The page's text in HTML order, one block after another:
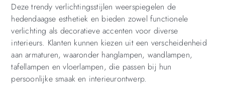
Deze trendy verlichtingsstijlen weerspiegelen de
hedendaagse esthetiek en bieden zowel functionele
verlichting als decoratieve accenten voor diverse
interieurs. Klanten kunnen kiezen uit een verscheidenheid
aan armaturen, waaronder hanglampen, wandlampen,
tafellampen en vloerlampen, die passen bij hun
persoonlijke smaak en interieurontwerp.